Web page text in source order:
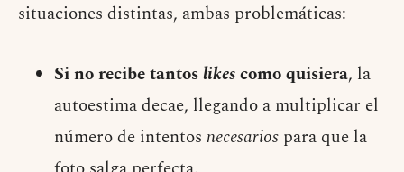
situaciones distintas, ambas problemáticas:
Si no recibe tantoslikescomo quisiera, la
autoestima decae, llegando a multiplicar el
número de intentos necesarios para que la